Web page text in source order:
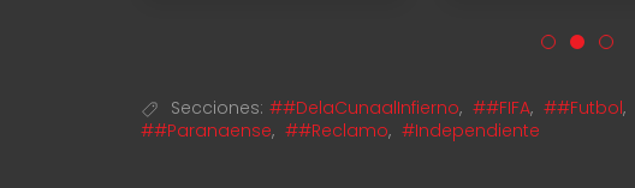
Secciones: ##DelaCunaalInfierno, ##FIFA, ##Futbol,
##Paranaense, ##Reclamo, #Independiente